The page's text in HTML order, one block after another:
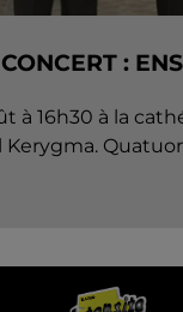
:
à 16h30 à la